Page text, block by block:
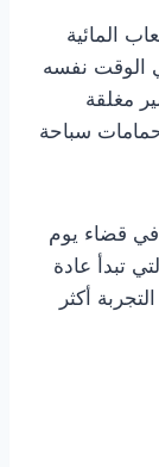
المائية
الوقت نفسه
مغلقة
سباحة
في قضاء يوم
تبدأ عادة
أكثر